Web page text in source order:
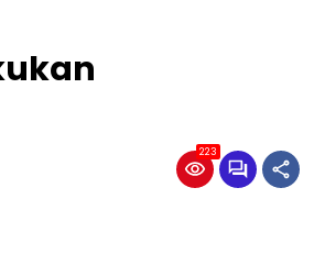
223